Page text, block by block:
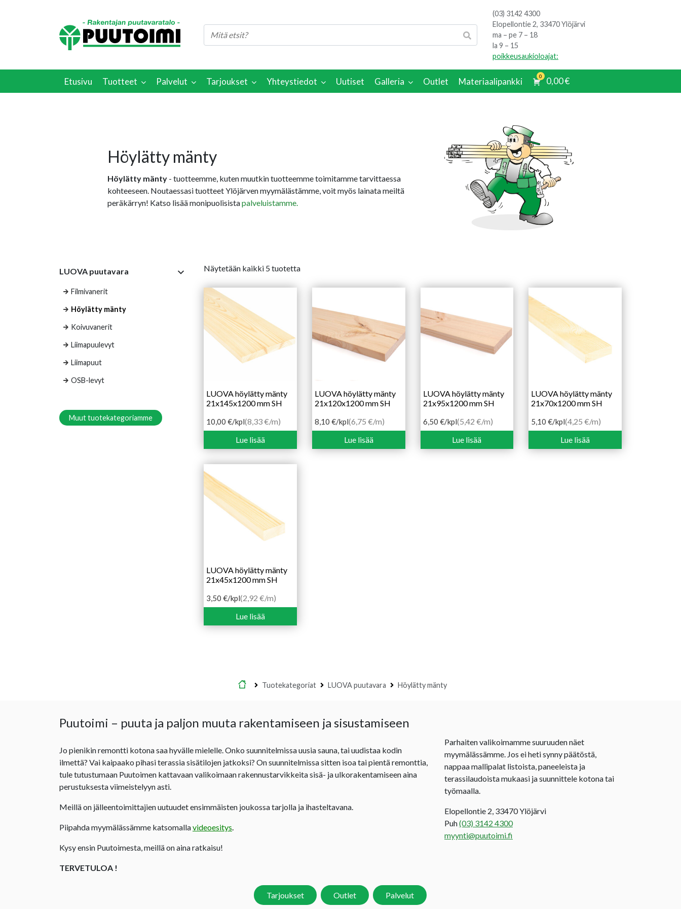
(03) 3142 4300
Elopellontie 2, 33470 Ylöjärvi
ma – pe 7 – 18
la 9 – 15
poikkeusaukioloajat:
Etusivu Tuotteet Palvelut Tarjoukset Yhteystiedot Uutiset Galleria Outlet Materiaalipankki 0 0,00€
Höylätty mänty
Höylätty mänty - tuotteemme, kuten muutkin tuotteemme toimitamme tarvittaessa
kohteeseen. Noutaessasi tuotteet Ylöjärven myymälästämme, voit myös lainata meiltä
peräkärryn! Katso lisää monipuolisistapalveluistamme.
LUOVA puutavara
Filmivanerit
Höylätty mänty
Koivuvanerit
Liimapuulevyt
Liimapuut
OSB-levyt
Muut tuotekategoriamme
Näytetään kaikki 5 tuotetta
LUOVA höylätty mänty
21x145x1200 mm SH
10,00 €/kpl(8,33 €/m)
Lue lisää
LUOVA höylätty mänty
21x120x1200 mm SH
8,10 €/kpl(6,75 €/m)
Lue lisää
LUOVA höylätty mänty
21x95x1200 mm SH
6,50 €/kpl(5,42 €/m)
Lue lisää
LUOVA höylätty mänty
21x70x1200 mm SH
5,10€/kpl(4,25 €/m)
Lue lisää
LUOVA höylätty mänty
21x45x1200 mm SH
3,50 €/kpl(2,92 €/m)
Lue lisää
Etusivu
Tuotekategoriat LUOVA puutavara Höylätty mänty
Puutoimi – puuta ja paljon muuta rakentamiseen ja sisustamiseen
Jo pienikin remontti kotona saa hyvälle mielelle. Onko suunnitelmissa uusia sauna, tai uudistaa kodin
ilmettä? Vai kaipaako pihasi terassia sisätilojen jatkoksi? On suunnitelmissa sitten isoa tai pientä remonttia,
tule tutustumaan Puutoimen kattavaan valikoimaan rakennustarvikkeita sisä- ja ulkorakentamiseen aina
perustuksesta viimeistelyyn asti.
Meillä on jälleentoimittajien uutuudet ensimmäisten joukossa tarjolla ja ihasteltavana.
Piipahda myymälässämme katsomallavideoesitys.
Kysy ensin Puutoimesta, meillä on aina ratkaisu!
TERVETULOA !
Tarjoukset Outlet Palvelut
Parhaiten valikoimamme suuruuden näet
myymälässämme. Jos ei heti synny päätöstä,
nappaa mallipalat listoista, paneeleista ja
terassilaudoista mukaasi ja suunnittele kotona tai
työmaalla.
Elopellontie 2, 33470 Ylöjärvi
Puh(03) 3142 4300
myynti@puutoimi.fi